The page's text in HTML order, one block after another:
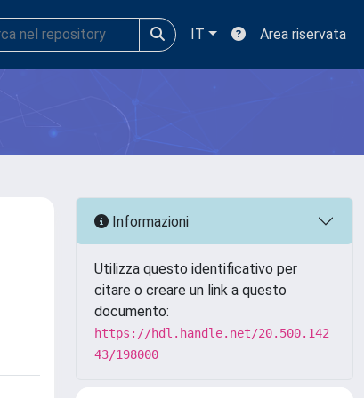
IT Area riservata
Informazioni
Utilizza questo identificativo per
citare o creare un link a questo
documento:
https://hdl.handle.net/20.500.142
43/198000